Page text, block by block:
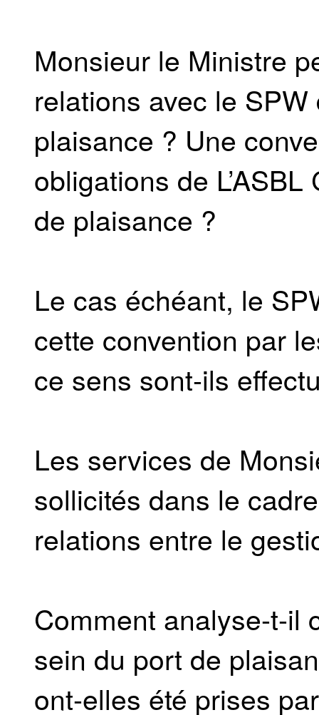
Monsieur le Ministre
relations avec le
plaisance ? Une
obligations de
de plaisance ?
Le cas échéant, le
cette convention par
ce sens sont-ils
Les services de
sollicités dans le
relations entre le
Comment analyse-t-il
sein du port de
ont-elles été prises